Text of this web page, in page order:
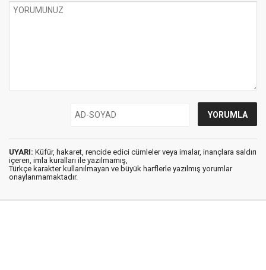
UYARI: Küfür, hakaret, rencide edici cümleler veya imalar, inançlara saldırı
içeren, imla kuralları ile yazılmamış,
Türkçe karakter kullanılmayan ve büyük harflerle yazılmış yorumlar
onaylanmamaktadır.